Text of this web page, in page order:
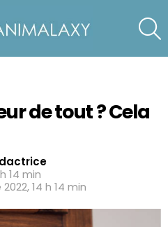
de tout ? Cela
14 min
14 h 14 min